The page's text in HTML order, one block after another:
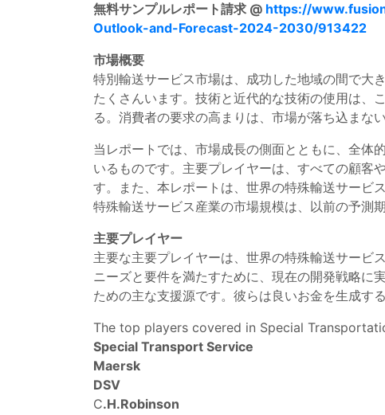
無料サンプルレポート請求 @ https://
Outlook-and-Forecast-2024-2030/913422
市場概要
特別輸送サービス市場は、成功した地域の間で大
たくさんいます。技術と近代的な技術の使用は、
る。消費者の要求の高まりは、市場が落ち込まな
当レポートでは、市場成長の側面とともに、全体
いるものです。主要プレイヤーは、すべての顧客
す。また、本レポートは、世界の特殊輸送サービ
特殊輸送サービス産業の市場規模は、以前の予測
主要プレイヤー
主要な主要プレイヤーは、世界の特殊輸送サービ
ニーズと要件を満たすために、現在の開発戦略に
ための主な支援源です。彼らは良いお金を生成す
The top players covered in Special
Special Transport Service
Maersk
DSV
C.H.Robinson